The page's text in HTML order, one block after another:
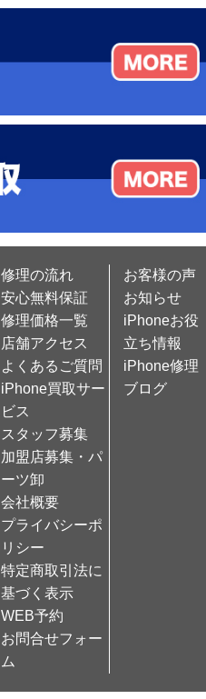
修理の流れ
安心無料保証
修理価格一覧
店舗アクセス
よくあるご質問
iPhone買取サー
ビス
スタッフ募集
加盟店募集・パ
ーツ卸
会社概要
プライバシーポ
リシー
特定商取引法に
基づく表示
WEB予約
お問合せフォー
ム
お客様の声
お知らせ
iPhoneお役
立ち情報
iPhone修理
ブログ